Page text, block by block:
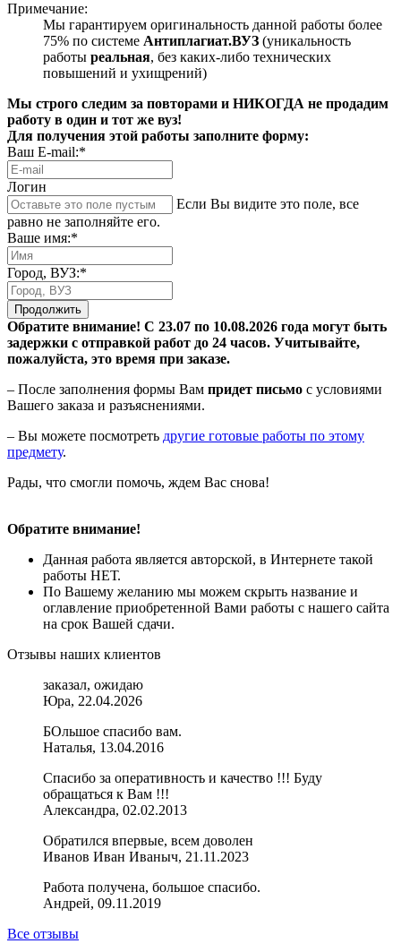
Примечание:
Мы гарантируем оригинальность данной работы более
75% по системе Антиплагиат.ВУЗ (уникальность
работы реальная, без каких-либо технических
повышений и ухищрений)
Мы строго следим за повторами и НИКОГДА не продадим
работу в один и тот же вуз!
Для получения этой работы заполните форму:
Ваш E-mail:*
Логин
Если Вы видите это поле, все
равно не заполняйте его.
Ваше имя:*
Город, ВУЗ:*
Продолжить
Обратите внимание! С 23.07 по 10.08.2026 года могут быть
задержки с отправкой работ до 24 часов. Учитывайте,
пожалуйста, это время при заказе.
– После заполнения формы Вам придет письмо с условиями
Вашего заказа и разъяснениями.
– Вы можете посмотреть другие готовые работы по этому
предмету.
Рады, что смогли помочь, ждем Вас снова!
Обратите внимание!
Данная работа является авторской, в Интернете такой
работы НЕТ.
По Вашему желанию мы можем скрыть название и
оглавление приобретенной Вами работы с нашего сайта
на срок Вашей сдачи.
Отзывы наших клиентов
заказал, ожидаю
Юра, 22.04.2026
БОльшое спасибо вам.
Наталья, 13.04.2016
Спасибо за оперативность и качество !!! Буду
обращаться к Вам !!!
Александра, 02.02.2013
Обратился впервые, всем доволен
Иванов Иван Иваныч, 21.11.2023
Работа получена, большое спасибо.
Андрей, 09.11.2019
Все отзывы